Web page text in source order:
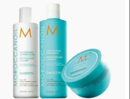
Moroccanoil
Morocutti
Moser